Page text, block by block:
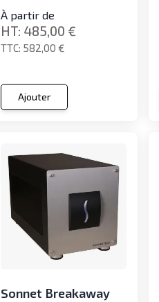
À partir de
582,00 €
485,00 €
Ajouter
Sonnet Breakaway